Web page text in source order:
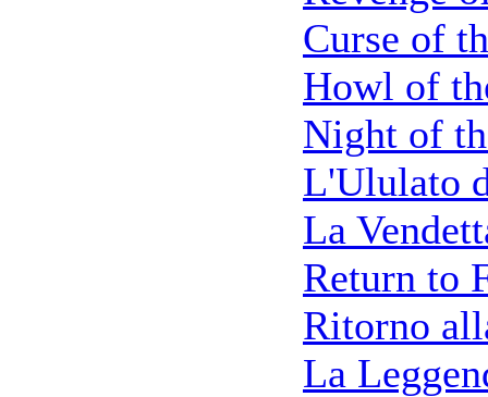
Curse of
Howl of
Night of
L'Ululato
La
Return to
Ritorno
La